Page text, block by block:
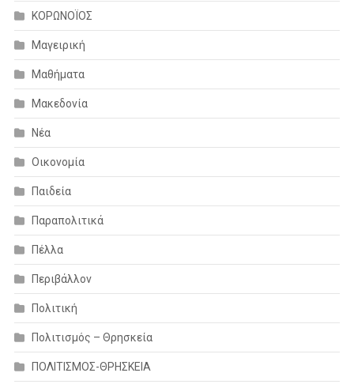
ΚΟΡΩΝΟΪΟΣ
Μαγειρική
Μαθήματα
Μακεδονία
Νέα
Οικονομία
Παιδεία
Παραπολιτικά
Πέλλα
Περιβάλλον
Πολιτική
Πολιτισμός – Θρησκεία
ΠΟΛΙΤΙΣΜΟΣ-ΘΡΗΣΚΕΙΑ